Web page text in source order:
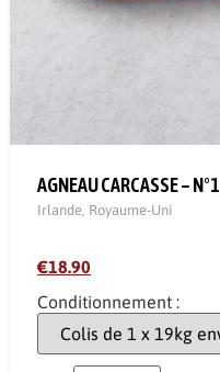
AGNEAU CARCASSE – N°1
Irlande, Royaume-Uni
€18.90
Conditionnement :